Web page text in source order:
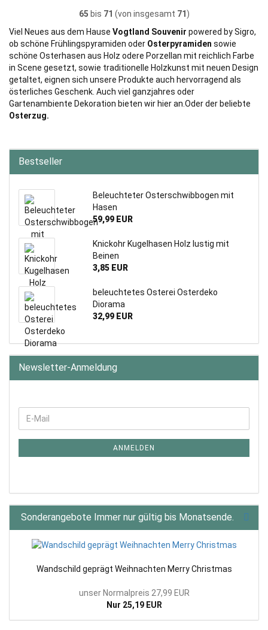
65 bis 71 (von insgesamt 71 )
Viel Neues aus dem Hause Vogtland Souvenir powered by Sigro,
ob schöne Frühlingspyramiden oder Osterpyramiden sowie
schöne Osterhasen aus Holz odere Porzellan mit reichlich Farbe
in Scene gesetzt, sowie traditionelle Holzkunst mit neuen Design
getaltet, eignen sich unsere Produkte auch hervorragend als
österliches Geschenk. Auch viel ganzjahres oder
Gartenambiente Dekoration bieten wir hier an.Oder der beliebte
Osterzug.
Bestseller
Beleuchteter Osterschwibbogen mit
Hasen
59,99 EUR
Knickohr Kugelhasen Holz lustig mit
Beinen
3,85 EUR
beleuchtetes Osterei Osterdeko
Diorama
32,99 EUR
Newsletter-Anmeldung
WEITER
ZUR
NEWSLETTER-
E-
Mail
ANMELDEN
Sonderangebote Immer nur gültig bis Monatsende.
Wandschild geprägt Weihnachten Merry Christmas
unser Normalpreis 27,99 EUR
Nur 25,19 EUR